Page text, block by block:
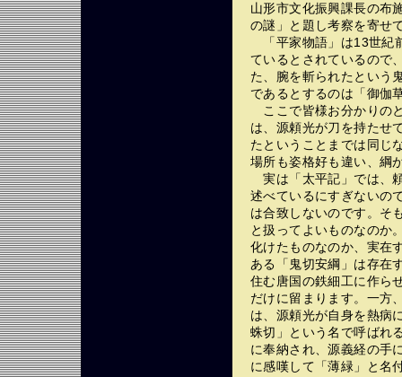
山形市文化振興課長の布
の謎」と題し考察を寄せ
「平家物語」は13世紀
ているとされているので
た、腕を斬られたという
であるとするのは「御伽
ここで皆様お分かりの
は、源頼光が刀を持たせ
たということまでは同じ
場所も姿格好も違い、綱
実は「太平記」では、
述べているにすぎないの
は合致しないのです。そ
と扱ってよいものなのか
化けたものなのか、実在
ある「鬼切安綱」は存在
住む唐国の鉄細工に作ら
だけに留まります。一方
は、源頼光が自身を熱病
蛛切」という名で呼ばれ
に奉納され、源義経の手
に感嘆して「薄緑」と名